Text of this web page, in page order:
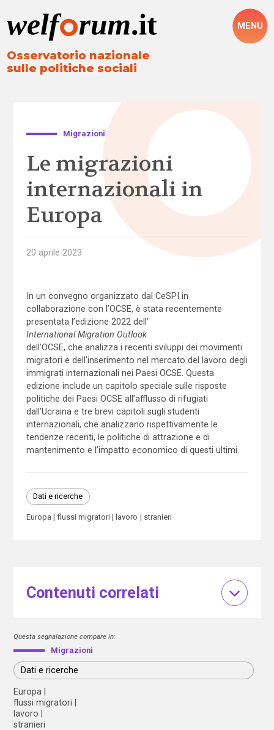
Osservatorio nazionale
sulle politiche sociali
MENU
Migrazioni
Le migrazioni
internazionali in
Europa
20 aprile 2023
In un convegno organizzato dal CeSPI in
collaborazione con l’OCSE, è stata recentemente
presentata l’edizione 2022 dell’
International Migration Outlook
dell’OCSE, che analizza i recenti sviluppi dei movimenti
migratori e dell’inserimento nel mercato del lavoro degli
immigrati internazionali nei Paesi OCSE. Questa
edizione include un capitolo speciale sulle risposte
politiche dei Paesi OCSE all’afflusso di rifugiati
dall’Ucraina e tre brevi capitoli sugli studenti
internazionali, che analizzano rispettivamente le
tendenze recenti, le politiche di attrazione e di
mantenimento e l’impatto economico di questi ultimi.
Dati e ricerche
Europa flussi migratori lavoro stranieri
Contenuti correlati
Questa segnalazione compare in:
Migrazioni
Dati e ricerche
Europa
flussi migratori
lavoro
stranieri